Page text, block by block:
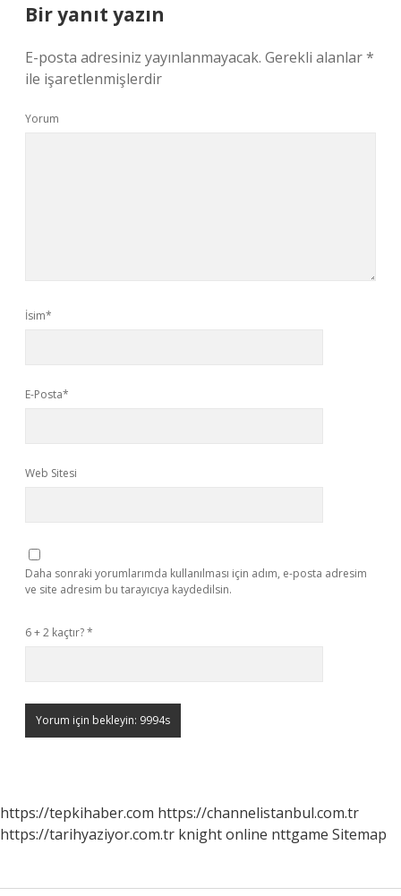
Bir yanıt yazın
E-posta adresiniz yayınlanmayacak. Gerekli alanlar*
ile işaretlenmişlerdir
Yorum
İsim*
E-Posta*
Web Sitesi
Daha sonraki yorumlarımda kullanılması için adım, e-posta adresim
ve site adresim bu tarayıcıya kaydedilsin.
6 + 2 kaçtır?*
https://tepkihaber.com https://channelistanbul.com.tr
https://tarihyaziyor.com.tr knight online nttgame Sitemap